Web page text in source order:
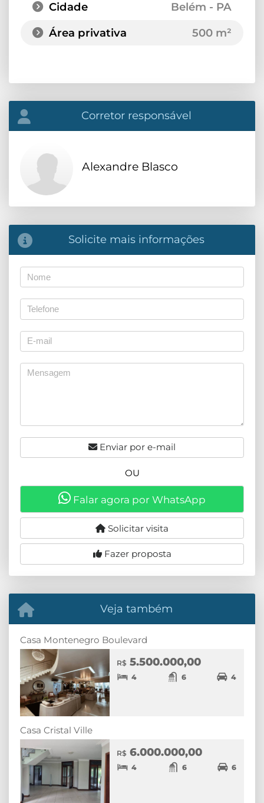
Cidade
Belém - PA
Área privativa
500 m²
Corretor responsável
Alexandre Blasco
Solicite mais informações
Enviar por e-mail
OU
Falar agora por WhatsApp
Solicitar visita
Fazer proposta
Veja também
Casa Montenegro Boulevard
R$ 5.500.000,00
4 6 4
Casa Cristal Ville
R$ 6.000.000,00
4 6 6